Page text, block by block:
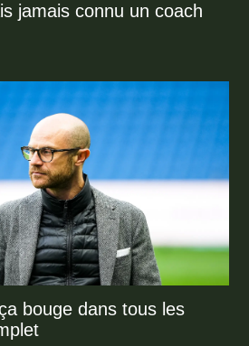
jamais connu un coach
bouge dans tous les